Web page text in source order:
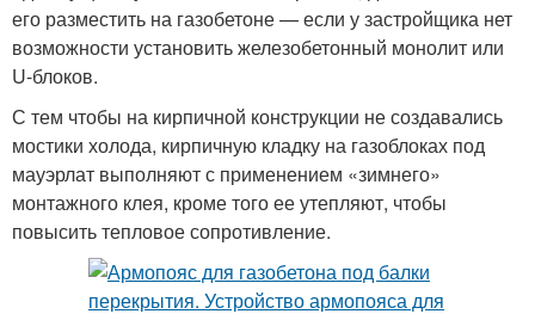
его разместить на газобетоне — если у застройщика нет
возможности установить железобетонный монолит или
U-блоков.
С тем чтобы на кирпичной конструкции не создавались
мостики холода, кирпичную кладку на газоблоках под
мауэрлат выполняют с применением «зимнего»
монтажного клея, кроме того ее утепляют, чтобы
повысить тепловое сопротивление.